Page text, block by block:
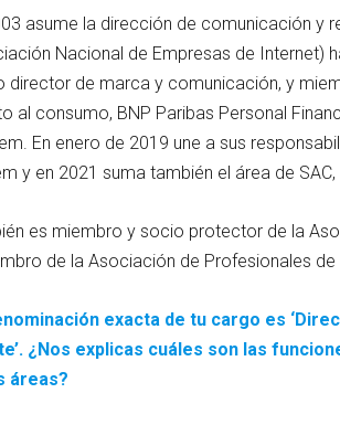
asume la dirección de comunicación y
Nacional de Empresas de Internet)
director de marca y comunicación, y
al consumo, BNP Paribas Personal
En enero de 2019 une a sus
y en 2021 suma también el área de
es miembro y socio protector de la
de la Asociación de Profesionales de
exacta de tu cargo es
¿Nos explicas cuáles son las
áreas?